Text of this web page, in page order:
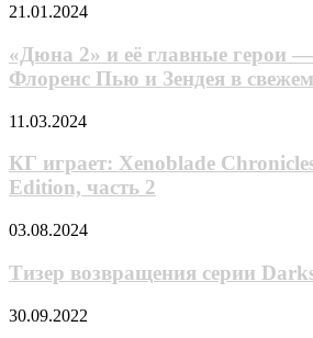
хоррор
на
Switch
«Дюна
и
её
главные
—
Шаламе,
Флоренс
и
в
свежем
промо-
ролике
21.01.2024
«Дюна 2» и её главные герои
Флоренс Пью и Зендея в
КГ
Xenoblade
Chronicles
Definitive
часть
11.03.2024
КГ играет: Xenoblade
Edition, часть 2
Тизер
серии
Darksiders
03.08.2024
Тизер возвращения серии
Тюремные
30.09.2022